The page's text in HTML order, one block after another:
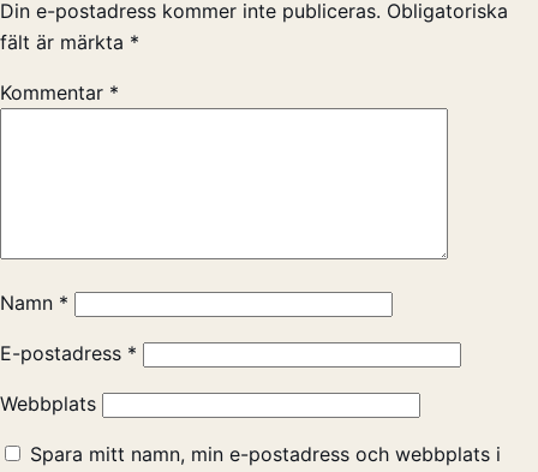
Din e-postadress kommer inte publiceras. Obligatoriska
fält är märkta *
Kommentar *
Namn *
E-postadress *
Webbplats
Spara mitt namn, min e-postadress och webbplats i